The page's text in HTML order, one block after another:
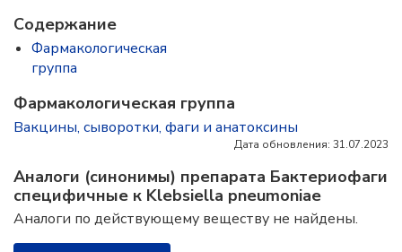
Содержание
Фармакологическая
группа
Фармакологическая группа
Вакцины, сыворотки, фаги и анатоксины
Дата обновления: 31.07.2023
Аналоги (синонимы) препарата Бактериофаги
специфичные к Klebsiella pneumoniae
Аналоги по действующему веществу не найдены.